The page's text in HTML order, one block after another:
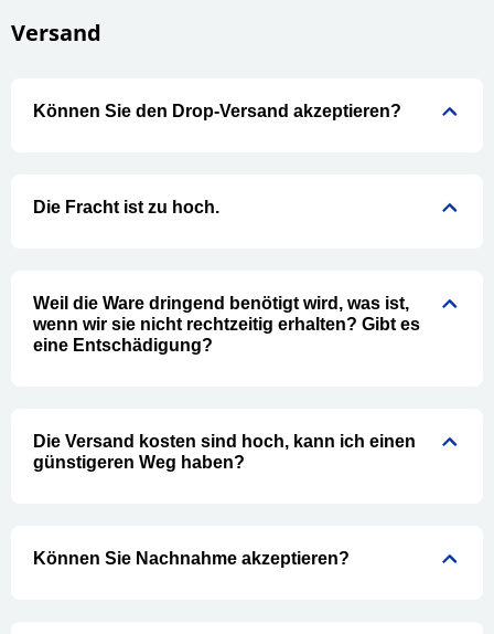
Versand
Können Sie den Drop-Versand akzeptieren?
Die Fracht ist zu hoch.
Weil die Ware dringend benötigt wird, was ist,
wenn wir sie nicht rechtzeitig erhalten? Gibt es
eine Entschädigung?
Die Versand kosten sind hoch, kann ich einen
günstigeren Weg haben?
Können Sie Nachnahme akzeptieren?